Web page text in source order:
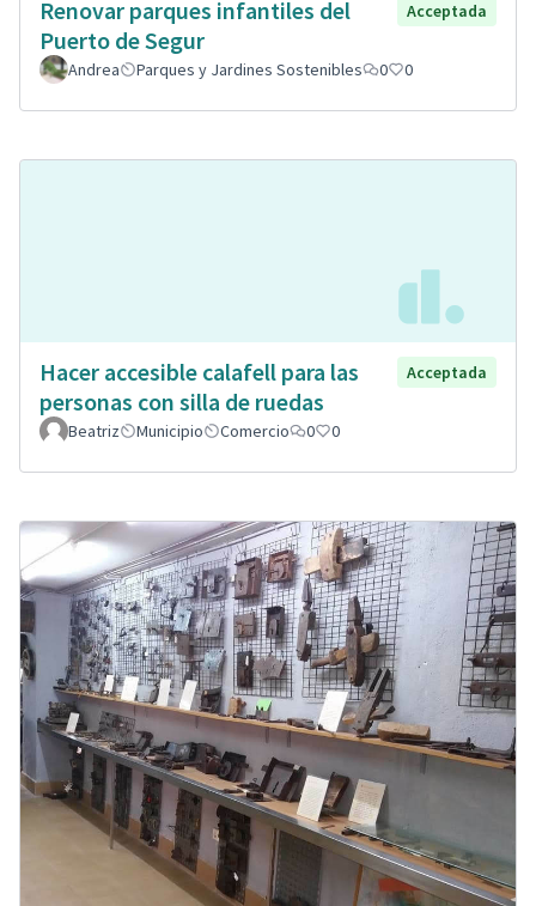
Renovar parques infantiles del
Puerto de Segur
Acceptada
Andrea Parques y Jardines Sostenibles 0 0
Hacer accesible calafell para las
personas con silla de ruedas
Acceptada
Beatriz Municipio Comercio 0 0